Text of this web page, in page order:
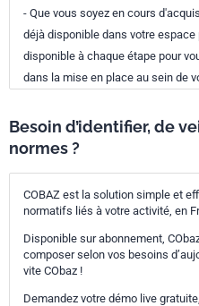
- Que vous soyez en cours
déjà disponible dans votre
disponible à chaque étape pour
dans la mise en place au sein de
Besoin d’identifier, de
normes ?
COBAZ est la solution simple et
normatifs liés à votre activité, en
Disponible sur abonnement,
composer selon vos besoins
vite CObaz !
Demandez votre démo live